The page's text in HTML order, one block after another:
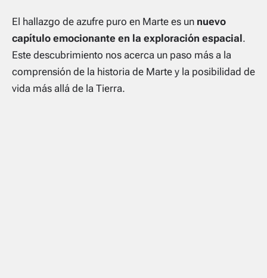
El hallazgo de azufre puro en Marte es un nuevo
capítulo emocionante en la exploración espacial.
Este descubrimiento nos acerca un paso más a la
comprensión de la historia de Marte y la posibilidad de
vida más allá de la Tierra.